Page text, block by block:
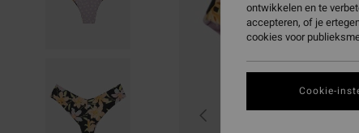
ontwikkelen en te
accepteren, of je
cookies voor
Cookie-